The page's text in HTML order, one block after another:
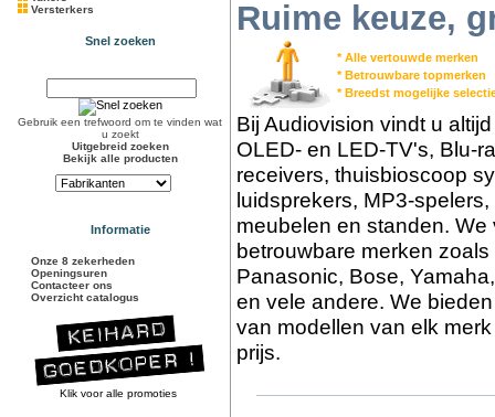
Versterkers
Snel zoeken
Gebruik een trefwoord om te vinden wat
u zoekt
Uitgebreid zoeken
Bekijk alle producten
Informatie
Onze 8 zekerheden
Openingsuren
Contacteer ons
Overzicht catalogus
Klik voor alle promoties
Ruime keuze,
* Alle vertouwde merken
* Betrouwbare topmerken
* Breedst mogelijke
Bij Audiovision vindt u
OLED- en LED-TV's, Blu-
receivers, thuisbioscoop
luidsprekers, MP3-
meubelen en standen.
betrouwbare merken
Panasonic, Bose,
en vele andere. We
van modellen van elk
prijs.